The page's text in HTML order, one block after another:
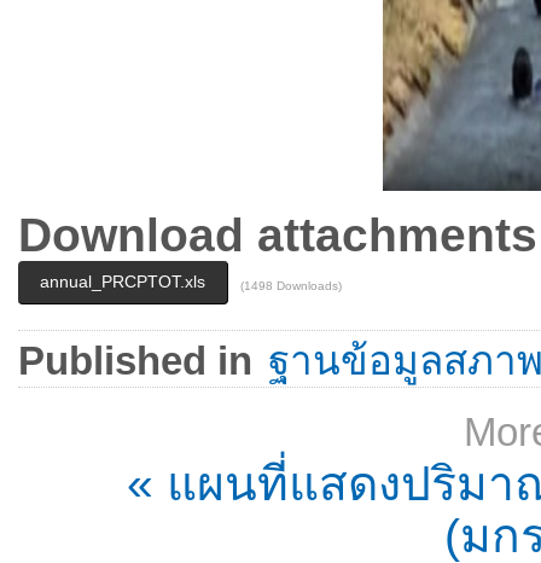
Download
annual_PRCPTOT.xls (1498 Downloads)
Published in ฐานข้อมูลสภา
« แผนที่แสดงปริมา
(มก